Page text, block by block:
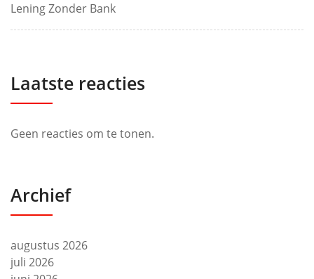
Lening Zonder Bank
Laatste reacties
Geen reacties om te tonen.
Archief
augustus 2026
juli 2026